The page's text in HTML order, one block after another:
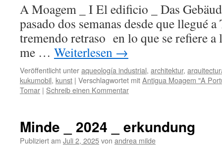
A Moagem _ I El edificio _ Das
pasado dos semanas desde que llegué
tremendo retraso en lo que se refiere a
me … Weiterlesen →
Veröffentlicht unteraqueología industrial, architektur,
kukumobil, kunst | Verschlagwortet mitAntigua Moagem "A
Tomar | Schreib einen Kommentar
Minde _ 2024 _ erkundung
Publiziert am Juli 2, 2025von andrea milde